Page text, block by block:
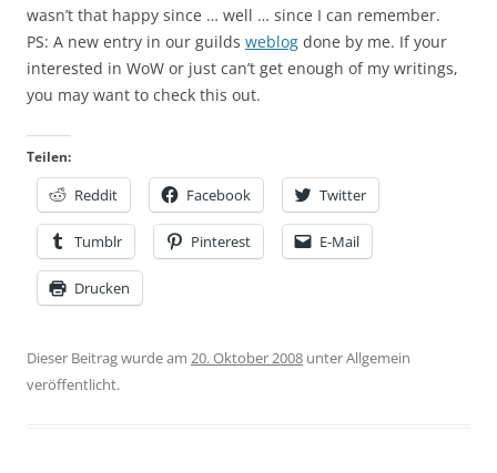
wasn’t that happy since … well … since I can remember.
PS: A new entry in our guilds weblog done by me. If your
interested in WoW or just can’t get enough of my writings,
you may want to check this out.
Teilen:
Reddit Facebook Twitter
Tumblr Pinterest E-Mail
Drucken
Dieser Beitrag wurde am 20. Oktober 2008 unter Allgemein
veröffentlicht.